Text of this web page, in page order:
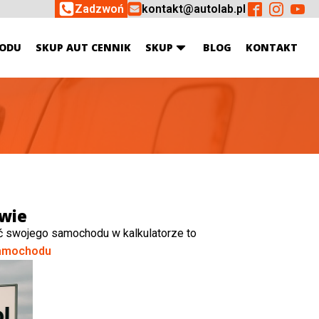
Zadzwoń kontakt@autolab.pl
SKUP AUT CENNIK SKUP BLOG KONTAKT
samochodu w kalkulatorze to